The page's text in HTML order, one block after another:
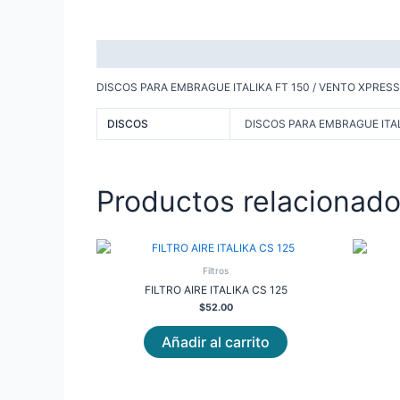
DISCOS PARA EMBRAGUE ITALIKA FT 150 / VENTO
DISCOS DISCOS PARA EMBRAGUE
Productos
Filtros
FILTRO AIRE ITALIKA CS 125
$52.00
Añadir al carrito